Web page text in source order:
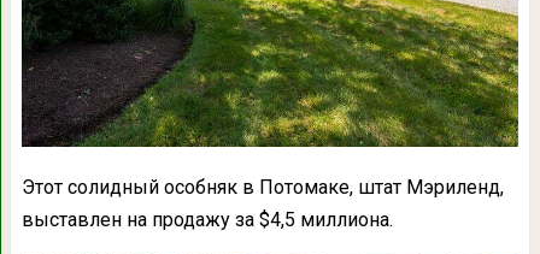
Этот солидный особняк в Потомаке, штат Мэриленд,
выставлен на продажу за $4,5 миллиона.